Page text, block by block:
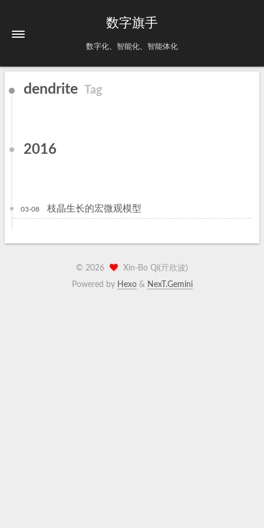
数字旗手
数字化、智能化、智能体化
dendrite Tag
2016
03-08 枝晶生长的宏微观模型
© 2026
Xin-Bo Qi(亓欣波)
Powered by Hexo& NexT.Gemini